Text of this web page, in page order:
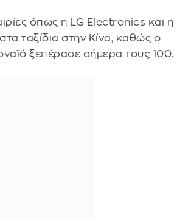
όπως η LG Electronics και η
ταξίδια στην Κίνα, καθώς ο
ξεπέρασε σήμερα τους 100.